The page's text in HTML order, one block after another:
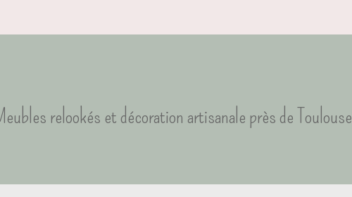
relookés et décoration artisanale près de Toulouse